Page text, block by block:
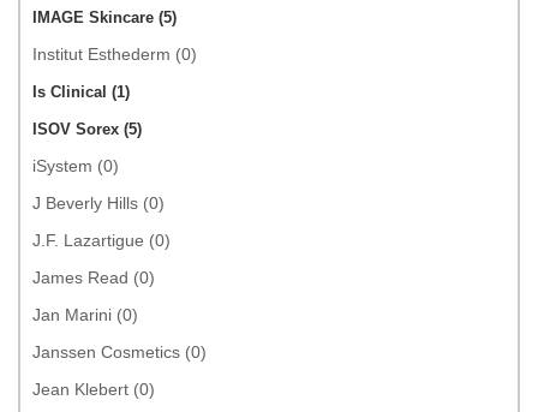
IMAGE Skincare (5)
Institut Esthederm (0)
Is Clinical (1)
ISOV Sorex (5)
iSystem (0)
J Beverly Hills (0)
J.F. Lazartigue (0)
James Read (0)
Jan Marini (0)
Janssen Cosmetics (0)
Jean Klebert (0)